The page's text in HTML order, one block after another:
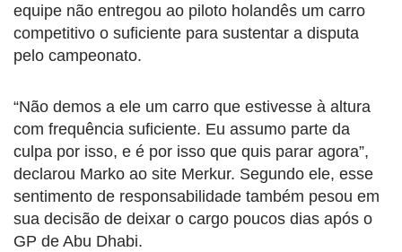
equipe não entregou ao piloto holandês um carro
competitivo o suficiente para sustentar a disputa
pelo campeonato.
“Não demos a ele um carro que estivesse à altura
com frequência suficiente. Eu assumo parte da
culpa por isso, e é por isso que quis parar agora”,
declarou Marko ao site Merkur. Segundo ele, esse
sentimento de responsabilidade também pesou em
sua decisão de deixar o cargo poucos dias após o
GP de Abu Dhabi.